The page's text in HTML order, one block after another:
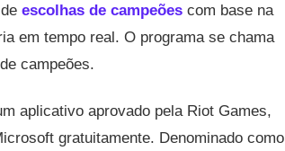
escolhas de campeões com base na
em tempo real. O programa se chama
campeões.
aplicativo aprovado pela Riot Games,
gratuitamente. Denominado como